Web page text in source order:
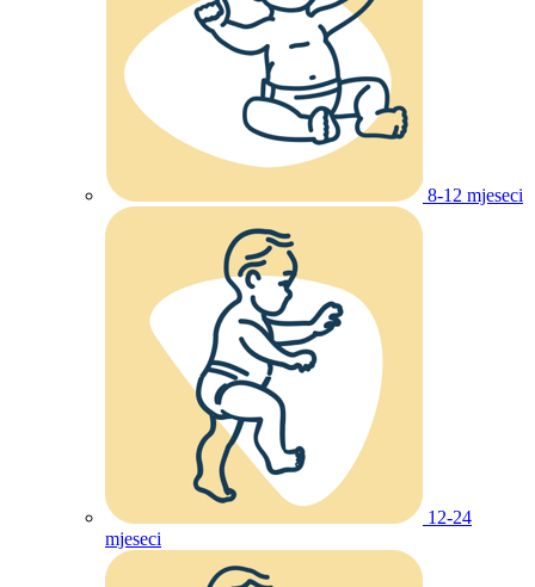
8-12 mjeseci
12-24
mjeseci